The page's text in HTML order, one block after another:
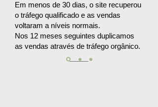
Em menos de 30 dias, o site recuperou
o tráfego qualificado e as vendas
voltaram a níveis normais.
Nos 12 meses seguintes duplicamos
as vendas através de tráfego orgânico.